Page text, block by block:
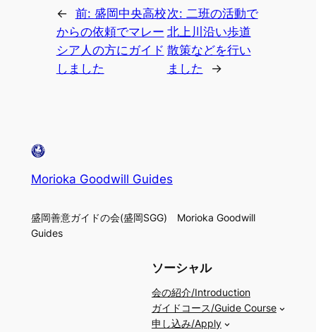
← 前: 盛岡中央高校
からの依頼でマレー
シア人の方にガイド
しました
次: 二班の活動で
北上川沿い歩道
散策などを行い
ました
→
Morioka Goodwill Guides
盛岡善意ガイドの会(盛岡SGG) Morioka Goodwill
Guides
ソーシャル
会の紹介/Introduction
ガイドコース/Guide Course
申し込み/Apply